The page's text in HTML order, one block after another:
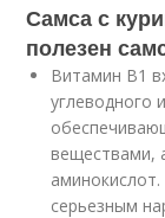
Самса с
полезен
Витамин В1
углеводного
веществами,
серьезным